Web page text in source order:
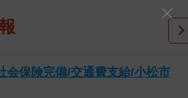
会保険完備/交通費支給/小松市